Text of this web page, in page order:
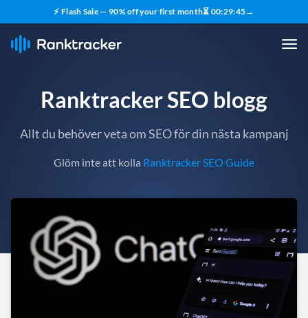
⚡ Flash Sale — 90% off your first month⏳ 00:29:43→
Ranktracker SEO blogg
Allt du behöver veta om SEO för din nästa kampanj
Glöm inte att kolla Ranktracker SEO Guide